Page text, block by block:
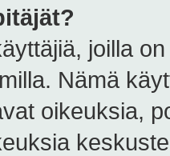
joilla
Nämä
oikeuksia,